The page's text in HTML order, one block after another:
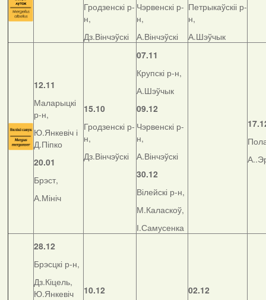
Гродзенскі р-
н,
Дз.Вінчэўскі
Чэрвенскі р-
н,
А.Вінчэўскі
Петрыкаўскіі р-
н,
А.Шэўчык
12.11
Маларыцкі
р-н,
Ю.Янкевіч і
Д.Піпко
20.01
Брэст,
А.Мініч
15.10
Гродзенскі р-
н,
Дз.Вінчэўскі
07.11
Крупскі р-н,
А.Шэўчык
09.12
Чэрвенскі р-
н,
А.Вінчэўскі
30.12
Вілейскі р-н,
М.Каласкоў,
І.Самусенка
28.12
Брэсцкі р-н,
Дз.Кіцель,
Ю.Янкевіч
10.12
02.12